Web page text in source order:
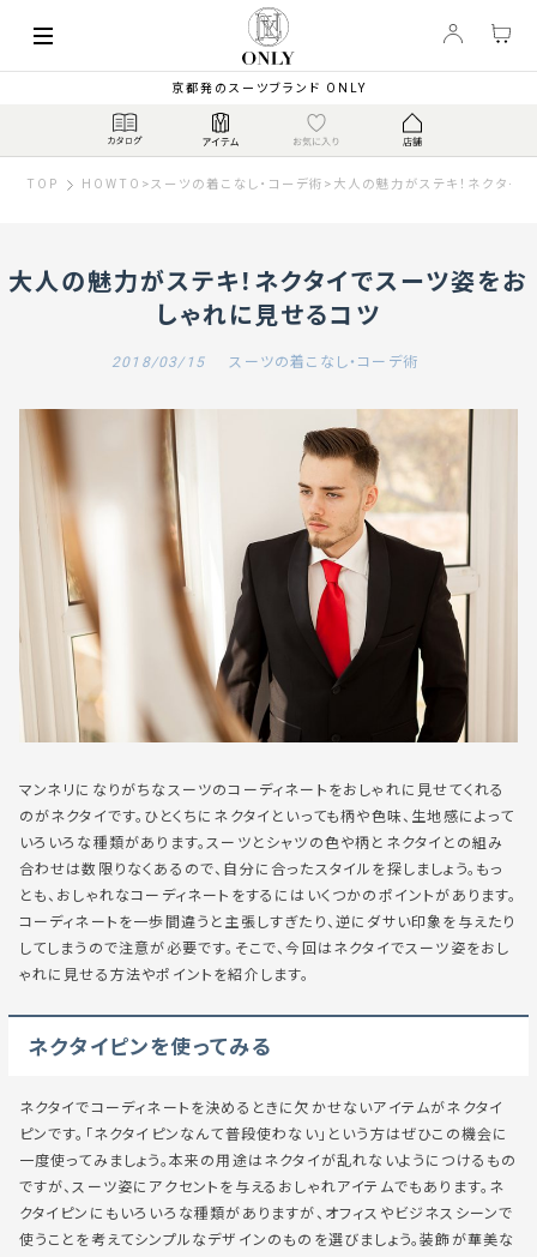
京都発のスーツブランド ONLY
TOP HOWTO >スーツの着こなし・コーデ術 > 大人の魅力がステキ！ネクタイ
大人の魅力がステキ！ネクタイでスーツ姿をお
しゃれに見せるコツ
2018/03/15 スーツの着こなし・コーデ術
マンネリになりがちなスーツのコーディネートをおしゃれに見せてくれる
のがネクタイです。ひとくちにネクタイといっても柄や色味、生地感によって
いろいろな種類があります。スーツとシャツの色や柄とネクタイとの組み
合わせは数限りなくあるので、自分に合ったスタイルを探しましょう。もっ
とも、おしゃれなコーディネートをするにはいくつかのポイントがあります。
コーディネートを一歩間違うと主張しすぎたり、逆にダサい印象を与えたり
してしまうので注意が必要です。そこで、今回はネクタイでスーツ姿をおし
ゃれに見せる方法やポイントを紹介します。
ネクタイピンを使ってみる
ネクタイでコーディネートを決めるときに欠かせないアイテムがネクタイ
ピンです。「ネクタイピンなんて普段使わない」という方はぜひこの機会に
一度使ってみましょう。本来の用途はネクタイが乱れないようにつけるもの
ですが、スーツ姿にアクセントを与えるおしゃれアイテムでもあります。ネ
クタイピンにもいろいろな種類がありますが、オフィスやビジネスシーンで
使うことを考えてシンプルなデザインのものを選びましょう。装飾が華美な